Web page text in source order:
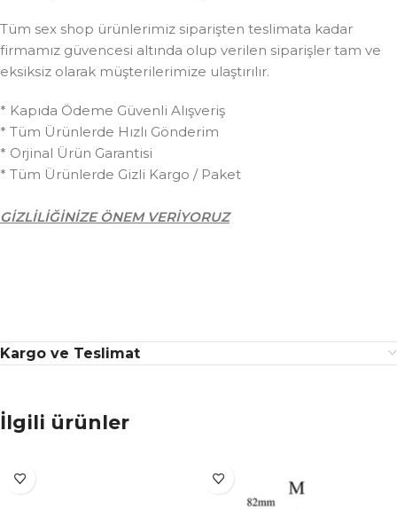
Tüm sex shop ürünlerimiz siparişten teslimata kadar
firmamız güvencesi altında olup verilen siparişler tam ve
eksiksiz olarak müşterilerimize ulaştırılır.
* Kapıda Ödeme Güvenli Alışveriş
* Tüm Ürünlerde Hızlı Gönderim
* Orjinal Ürün Garantisi
* Tüm Ürünlerde Gizli Kargo / Paket
GİZLİLİĞİNİZE ÖNEM VERİYORUZ
Kargo ve Teslimat
İlgili ürünler